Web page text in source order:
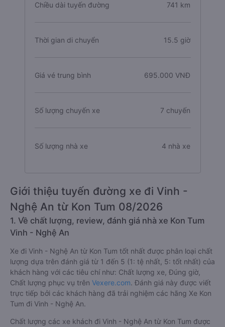
Chiều dài tuyến đường 741 km
Thời gian di chuyển 15.5 giờ
Giá vé trung bình 695.000 VNĐ
Số lượng chuyến xe 7 chuyến
Số lượng nhà xe 4 nhà xe
Giới thiệu tuyến đường xe đi Vinh -
Nghệ An từ Kon Tum 08/2026
1. Về chất lượng, review, đánh giá nhà xe Kon Tum
Vinh - Nghệ An
Xe đi Vinh - Nghệ An từ Kon Tum tốt nhất được phân loại chất
lượng dựa trên đánh giá từ 1 đến 5 (1: tệ nhất, 5: tốt nhất) của
khách hàng với các tiêu chí như: Chất lượng xe, Đúng giờ,
Chất lượng phục vụ trên Vexere.com. Đánh giá này được viết
trực tiếp bởi các khách hàng đã trải nghiệm các hãng Xe Kon
Tum đi Vinh - Nghệ An.
Chất lượng các xe khách đi Vinh - Nghệ An từ Kon Tum được